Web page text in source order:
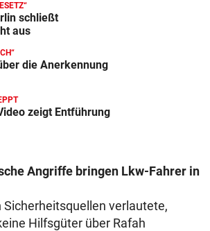
schließt
aus
die Anerkennung
zeigt Entführung
Angriffe bringen Lkw-Fahrer in
verlautete,
Hilfsgüter über Rafah